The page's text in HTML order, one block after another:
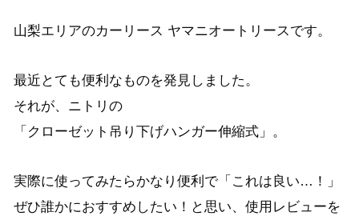
山梨エリアのカーリース ヤマニオートリースです。
最近とても便利なものを発見しました。
それが、ニトリの
「クローゼット吊り下げハンガー伸縮式」。
実際に使ってみたらかなり便利で「これは良い…！」
ぜひ誰かにおすすめしたい！と思い、使用レビューを